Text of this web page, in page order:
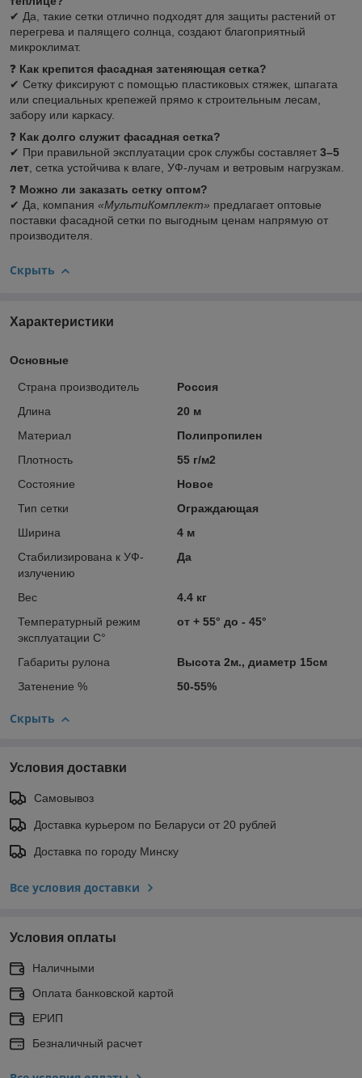
✔ Да, такие сетки отлично подходят для защиты растений от
перегрева и палящего солнца, создают благоприятный
микроклимат.
❓ Как крепится фасадная затеняющая сетка?
✔ Сетку фиксируют с помощью пластиковых стяжек, шпагата
или специальных крепежей прямо к строительным лесам,
забору или каркасу.
❓ Как долго служит фасадная сетка?
✔ При правильной эксплуатации срок службы составляет 3–5
лет , сетка устойчива к влаге, УФ-лучам и ветровым нагрузкам.
❓ Можно ли заказать сетку оптом?
✔ Да, компания «МультиКомплект» предлагает оптовые
поставки фасадной сетки по выгодным ценам напрямую от
производителя.
Скрыть
Характеристики
Основные
Страна производитель
Россия
Длина
20 м
Материал
Полипропилен
Плотность
55 г/м2
Состояние
Новое
Тип сетки
Ограждающая
Ширина
4 м
Стабилизирована к УФ-
излучению
Да
Вес
4.4 кг
Температурный режим
эксплуатации С°
от + 55° до - 45°
Габариты рулона
Высота 2м., диаметр 15см
Затенение %
50-55%
Скрыть
Условия доставки
Самовывоз
Доставка курьером по Беларуси от 20 рублей
Доставка по городу Минску
Все условия доставки
Условия оплаты
Наличными
Оплата банковской картой
ЕРИП
Безналичный расчет